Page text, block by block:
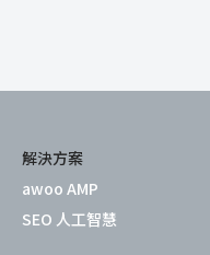
解決方案
awoo AMP
SEO 人工智慧